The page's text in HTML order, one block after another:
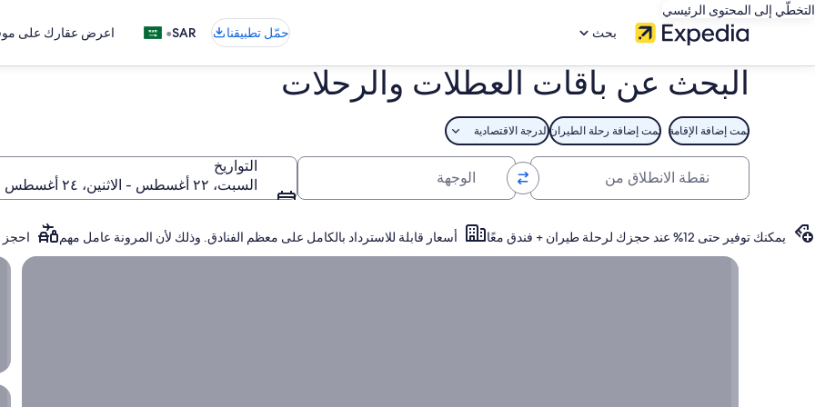
التخطّي إلى المحتوى الرئيسي
بحث
حمّل تطبيقنا SAR
• اعرض عقارك على
البحث عن باقات العطلات والرحلات
تمت إضافة الإقامة تمت إضافة رحلة الطيرانالدرجة الاقتصادية
التواريخ
السبت، ٢٢ أغسطس - الاثنين، ٢٤ أغسطس
يمكنك توفير حتى 12% عند حجزك لرحلة طيران + فندق معًا أسعار قابلة للاسترداد بالكامل على معظم الفنادق. وذلك لأن المرونة عامل مهم احجز